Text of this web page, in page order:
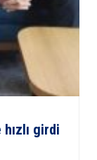
girdi